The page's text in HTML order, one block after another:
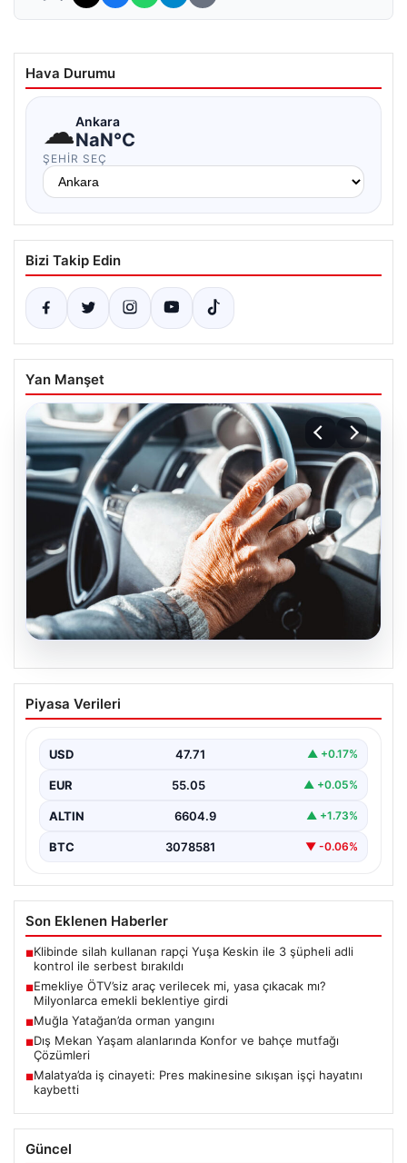
Hava Durumu
☁Ankara
NaN°C
ŞEHIR SEÇ
Bizi Takip Edin
Yan Manşet
Emekliye ÖTV’siz araç verilecek mi,
yasa çıkacak mı? Milyonlarca emekli
Piyasa Verileri
USD 47.71 ▲ +0.17%
EUR 55.05 ▲ +0.05%
ALTIN 6604.9 ▲ +1.73%
BTC 3078581 ▼ -0.06%
Son Eklenen Haberler
■Klibinde silah kullanan rapçi Yuşa Keskin ile 3 şüpheli adli
kontrol ile serbest bırakıldı
■Emekliye ÖTV’siz araç verilecek mi, yasa çıkacak mı?
Milyonlarca emekli beklentiye girdi
■Muğla Yatağan’da orman yangını
■Dış Mekan Yaşam alanlarında Konfor ve bahçe mutfağı
Çözümleri
■Malatya’da iş cinayeti: Pres makinesine sıkışan işçi hayatını
kaybetti
Güncel